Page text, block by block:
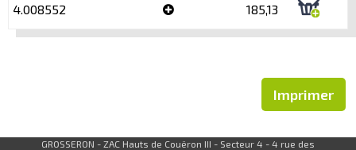
4.008552 185,13
Imprimer
GROSSERON - ZAC Hauts de Couëron III - Secteur 4 - 4 rue des